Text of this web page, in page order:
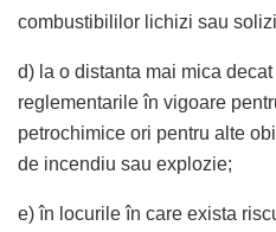
combustibililor lichizi sau
d) la o distanta mai mica
reglementarile în vigoare
petrochimice ori pentru alte
de incendiu sau explozie;
e) în locurile în care exista